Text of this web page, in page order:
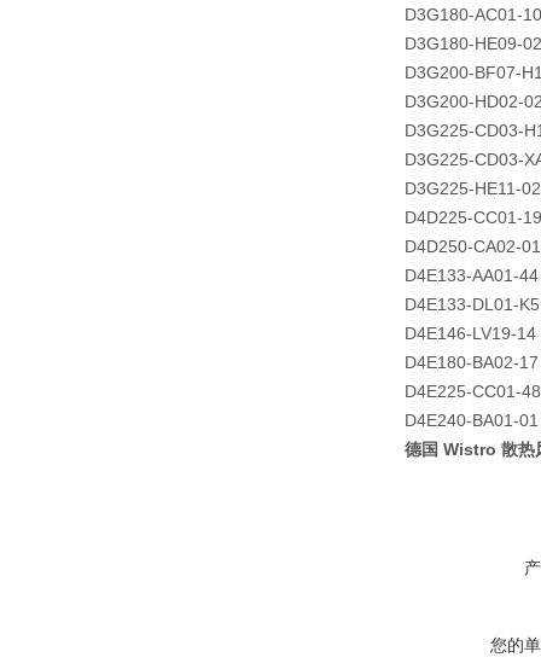
D3G180-AC01-10
D3G180-HE09-02
D3G200-BF07-
D3G200-HD02-
D3G225-CD03-
D3G225-CD03-
D3G225-HE11-02
D4D225-CC01-19
D4D250-CA02-01
D4E133-AA01-44
D4E133-DL01-K5
D4E146-LV19-14
D4E180-BA02-17
D4E225-CC01-48
D4E240-BA01-01
德国 Wistro 散热
您的